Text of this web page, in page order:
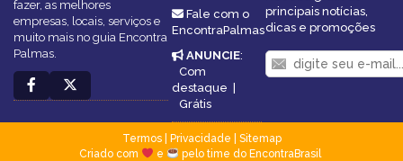
fazer, as melhores
empresas, locais, serviços e
muito mais no guia Encontra
Palmas.
Fale com o
EncontraPalmas
ANUNCIE:
Com
destaque
Grátis
principais notícias,
dicas e promoções
Termos| Privacidade
Sitemap
Criado com
e pelo time do EncontraBrasil